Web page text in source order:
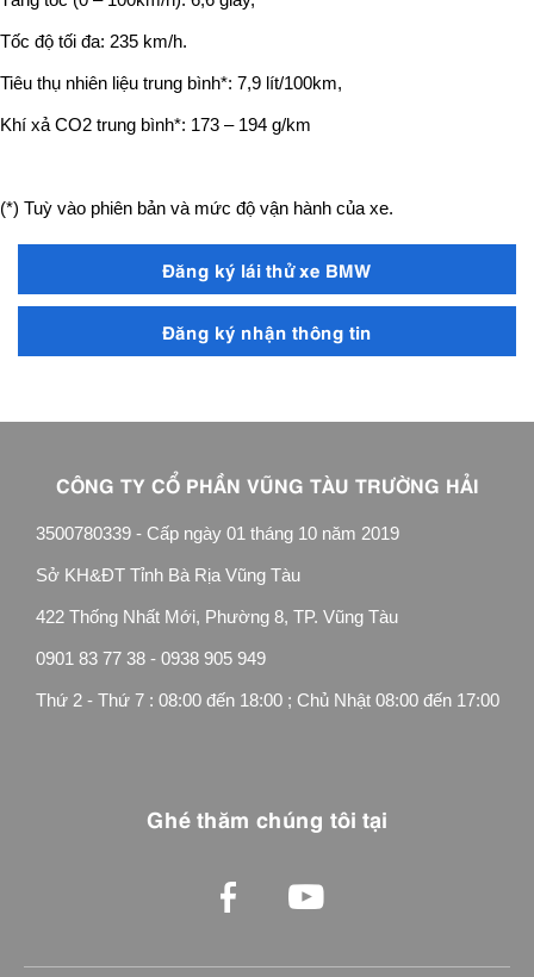
Tốc độ tối đa: 235 km/h.
Tiêu thụ nhiên liệu trung bình*: 7,9 lít/100km,
Khí xả CO2 trung bình*: 173 – 194 g/km
(*) Tuỳ vào phiên bản và mức độ vận hành của xe.
Đăng ký lái thử xe BMW
Đăng ký nhận thông tin
CÔNG TY CỔ PHẦN VŨNG TÀU TRƯỜNG HẢI
3500780339 - Cấp ngày 01 tháng 10 năm 2019
Sở KH&ĐT Tỉnh Bà Rịa Vũng Tàu
422 Thống Nhất Mới, Phường 8, TP. Vũng Tàu
0901 83 77 38 - 0938 905 949
Thứ 2 - Thứ 7 : 08:00 đến 18:00 ; Chủ Nhật 08:00 đến 17:00
Ghé thăm chúng tôi tại